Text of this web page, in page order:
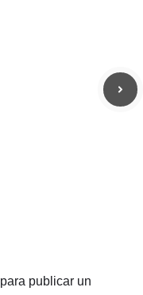
para publicar un